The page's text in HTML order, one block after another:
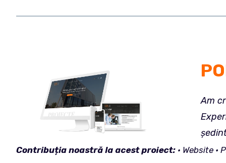
Am
Contribuția noastră la acest proiect: • Website •